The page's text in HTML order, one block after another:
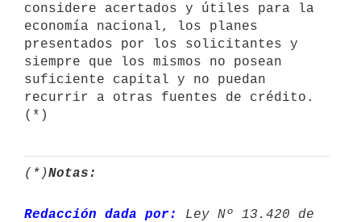
considere acertados y útiles para la
economía nacional, los planes
presentados por los solicitantes y
siempre que los mismos no posean
suficiente capital y no puedan
recurrir a otras fuentes de crédito.
(*)
(*)Notas:
Redacción dada por: Ley Nº 13.420 de